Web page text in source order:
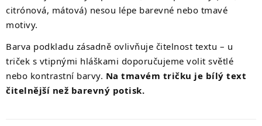
citrónová, mátová) nesou lépe barevné nebo tmavé
motivy.
Barva podkladu zásadně ovlivňuje čitelnost textu – u
triček s vtipnými hláškami doporučujeme volit světlé
nebo kontrastní barvy. Na tmavém tričku je bílý text
čitelnější než barevný potisk.